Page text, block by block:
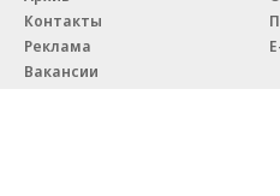
Контакты
Реклама
Вакансии